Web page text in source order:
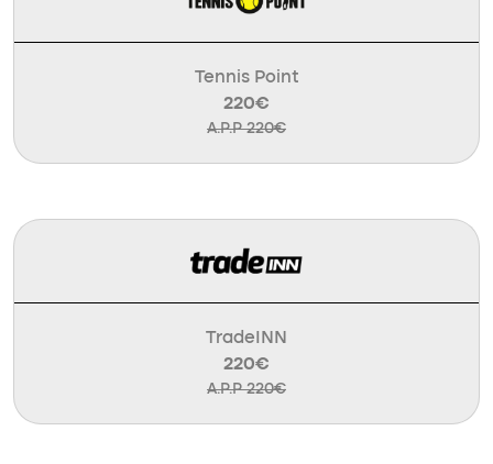
Tennis Point
220€
A.P.P 220€
TradeINN
220€
A.P.P 220€